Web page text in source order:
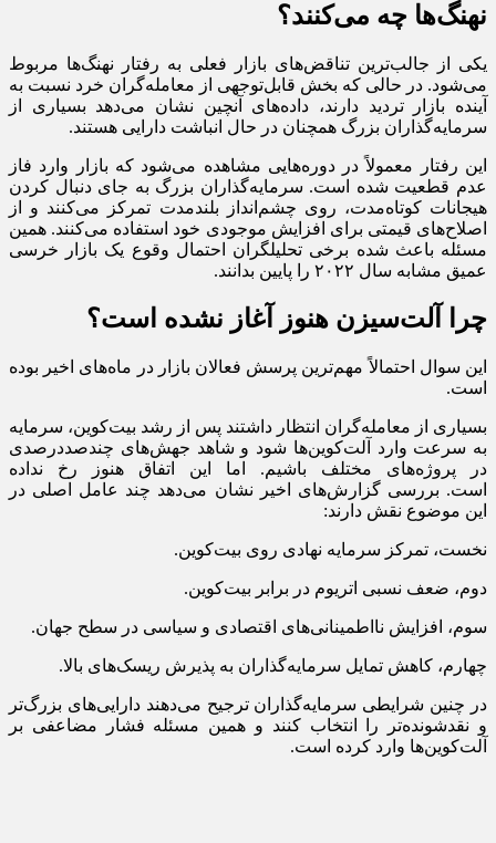
نهنگ‌ها چه می‌کنند؟
یکی از جالب‌ترین تناقض‌های بازار فعلی به رفتار نهنگ‌ها مربوط
می‌شود. در حالی که بخش قابل‌توجهی از معامله‌گران خرد نسبت به
آینده بازار تردید دارند، داده‌های آنچین نشان می‌دهد بسیاری از
سرمایه‌گذاران بزرگ همچنان در حال انباشت دارایی هستند.
این رفتار معمولاً در دوره‌هایی مشاهده می‌شود که بازار وارد فاز
عدم قطعیت شده است. سرمایه‌گذاران بزرگ به جای دنبال کردن
هیجانات کوتاه‌مدت، روی چشم‌انداز بلندمدت تمرکز می‌کنند و از
اصلاح‌های قیمتی برای افزایش موجودی خود استفاده می‌کنند. همین
مسئله باعث شده برخی تحلیلگران احتمال وقوع یک بازار خرسی
عمیق مشابه سال ۲۰۲۲ را پایین بدانند.
چرا آلت‌سیزن هنوز آغاز نشده است؟
این سوال احتمالاً مهم‌ترین پرسش فعالان بازار در ماه‌های اخیر بوده
است.
بسیاری از معامله‌گران انتظار داشتند پس از رشد بیت‌کوین، سرمایه
به سرعت وارد آلت‌کوین‌ها شود و شاهد جهش‌های چندصددرصدی
در پروژه‌های مختلف باشیم. اما این اتفاق هنوز رخ نداده
است. بررسی گزارش‌های اخیر نشان می‌دهد چند عامل اصلی در
این موضوع نقش دارند:
نخست، تمرکز سرمایه نهادی روی بیت‌کوین.
دوم، ضعف نسبی اتریوم در برابر بیت‌کوین.
سوم، افزایش نااطمینانی‌های اقتصادی و سیاسی در سطح جهان.
چهارم، کاهش تمایل سرمایه‌گذاران به پذیرش ریسک‌های بالا.
در چنین شرایطی سرمایه‌گذاران ترجیح می‌دهند دارایی‌های بزرگ‌تر
و نقدشونده‌تر را انتخاب کنند و همین مسئله فشار مضاعفی بر
آلت‌کوین‌ها وارد کرده است.